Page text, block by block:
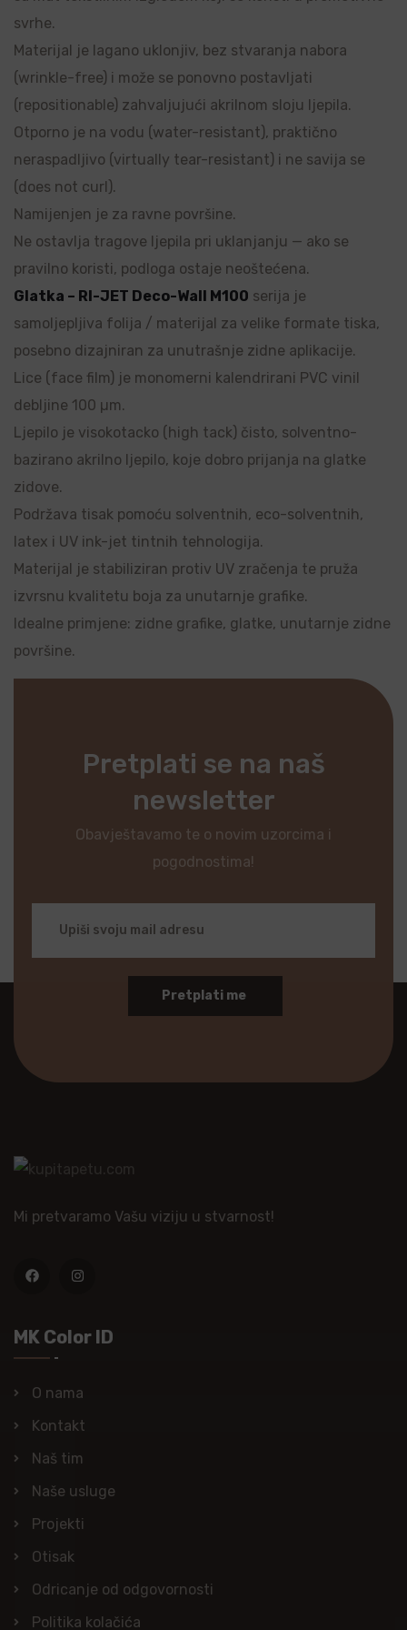
svrhe.
Materijal je lagano uklonjiv, bez stvaranja nabora
(wrinkle-free) i može se ponovno postavljati
(repositionable) zahvaljujući akrilnom sloju ljepila.
Otporno je na vodu (water-resistant), praktično
neraspadljivo (virtually tear-resistant) i ne savija se
(does not curl).
Namijenjen je za ravne površine.
Ne ostavlja tragove ljepila pri uklanjanju — ako se
pravilno koristi, podloga ostaje neoštećena.
Glatka – RI-JET Deco-Wall M100 serija je
samoljepljiva folija / materijal za velike formate tiska,
posebno dizajniran za unutrašnje zidne aplikacije.
Lice (face film) je monomerni kalendrirani PVC vinil
debljine 100 µm.
Ljepilo je visokotacko (high tack) čisto, solventno-
bazirano akrilno ljepilo, koje dobro prijanja na glatke
zidove.
Podržava tisak pomoću solventnih, eco-solventnih,
latex i UV ink-jet tintnih tehnologija.
Materijal je stabiliziran protiv UV zračenja te pruža
izvrsnu kvalitetu boja za unutarnje grafike.
Idealne primjene: zidne grafike, glatke, unutarnje zidne
površine.
Pretplati se na naš
newsletter
Obavještavamo te o novim uzorcima i
pogodnostima!
Pretplati me
Mi pretvaramo Vašu viziju u stvarnost!
MK Color ID
O nama
Kontakt
Naš tim
Naše usluge
Projekti
Otisak
Odricanje od odgovornosti
Politika kolačića